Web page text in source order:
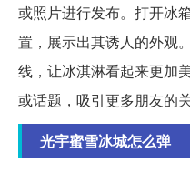
或照片进行发布。打开冰
置，展示出其诱人的外观
线，让冰淇淋看起来更加
或话题，吸引更多朋友的
光宇蜜雪冰城怎么弹